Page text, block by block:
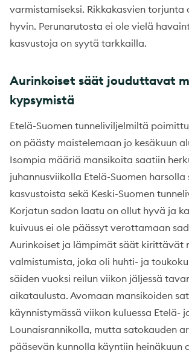
varmistamiseksi. Rikkakasvien torjunta
hyvin. Perunarutosta ei ole vielä
kasvustoja on syytä tarkkailla.
Aurinkoiset säät jouduttavat
kypsymistä
Etelä-Suomen tunneliviljelmiltä
on päästy maistelemaan jo kesäkuun
Isompia määriä mansikoita saatiin
juhannusviikolla Etelä-Suomen harsolla
kasvustoista sekä Keski-Suomen
Korjatun sadon laatu on ollut hyvä ja
kuivuus ei ole päässyt verottamaan
Aurinkoiset ja lämpimät säät kirittävät
valmistumista, joka oli huhti- ja
säiden vuoksi reilun viikon jäljessä
aikataulusta. Avomaan mansikoiden
käynnistymässä viikon kuluessa Etelä-
Lounaisrannikolla, mutta satokauden
pääsevän kunnolla käyntiin heinäkuun